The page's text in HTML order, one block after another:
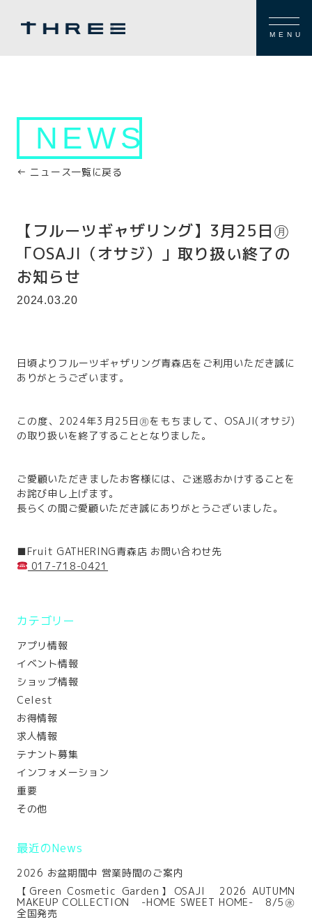
MENU
NEWS
← ニュース一覧に戻る
【フルーツギャザリング】3月25日㊊
「OSAJI（オサジ）」取り扱い終了の
お知らせ
2024.03.20
日頃よりフルーツギャザリング青森店をご利用いただき誠に
ありがとうございます。
この度、2024年3月25日㊊をもちまして、OSAJI(オサジ)
の取り扱いを終了することとなりました。
ご愛顧いただきましたお客様には、ご迷惑おかけすることを
お詫び申し上げます。
長らくの間ご愛顧いただき誠にありがとうございました。
■Fruit GATHERING青森店 お問い合わせ先
017-718-0421
カテゴリー
アプリ情報
イベント情報
ショップ情報
Celest
お得情報
求人情報
テナント募集
インフォメーション
重要
その他
最近のNews
2026 お盆期間中 営業時間のご案内
【Green Cosmetic Garden】OSAJI 2026 AUTUMN
MAKEUP COLLECTION -HOME SWEET HOME- 8/5㊌
全国発売